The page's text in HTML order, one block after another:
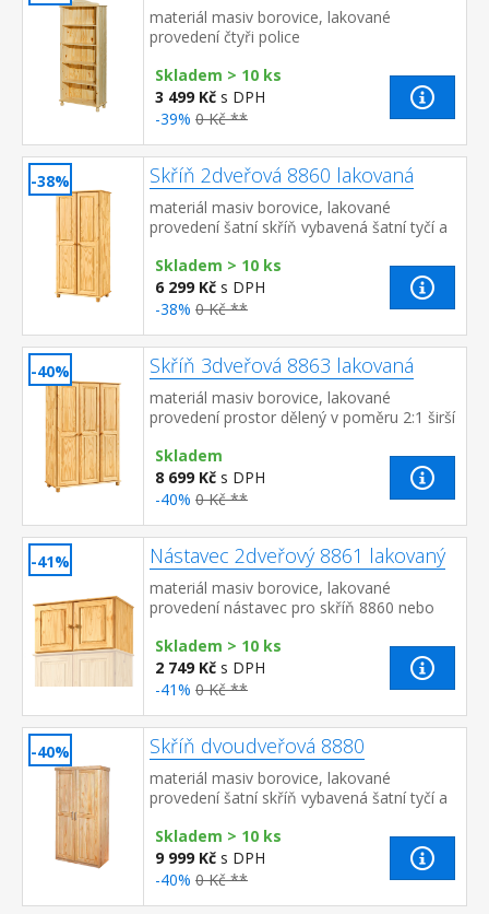
materiál masiv borovice, lakované
provedení čtyři police
Skladem > 10 ks
3 499 Kč s DPH
-39% 0 Kč **
-38% Skříň 2dveřová 8860 lakovaná
materiál masiv borovice, lakované
provedení šatní skříň vybavená šatní tyčí a
Skladem > 10 ks
6 299 Kč s DPH
-38% 0 Kč **
-40% Skříň 3dveřová 8863 lakovaná
materiál masiv borovice, lakované
provedení prostor dělený v poměru 2:1 širší
police do...
Skladem
8 699 Kč s DPH
-40% 0 Kč **
-41% Nástavec 2dveřový 8861 lakovaný
materiál masiv borovice, lakované
provedení nástavec pro skříň 8860 nebo
Skladem > 10 ks
2 749 Kč s DPH
-41% 0 Kč **
-40% Skříň dvoudveřová 8880
materiál masiv borovice, lakované
provedení šatní skříň vybavená šatní tyčí a
Skladem > 10 ks
9 999 Kč s DPH
-40% 0 Kč **